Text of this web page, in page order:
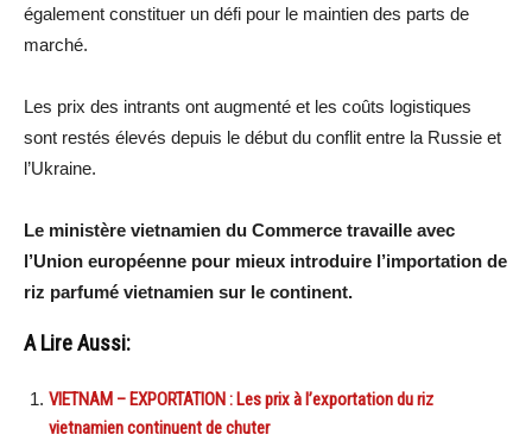
également constituer un défi pour le maintien des parts de
marché.
Les prix des intrants ont augmenté et les coûts logistiques
sont restés élevés depuis le début du conflit entre la Russie et
l’Ukraine.
Le ministère vietnamien du Commerce travaille avec
l’Union européenne pour mieux introduire l’importation de
riz parfumé vietnamien sur le continent.
A Lire Aussi:
VIETNAM – EXPORTATION : Les prix à l’exportation du riz
vietnamien continuent de chuter